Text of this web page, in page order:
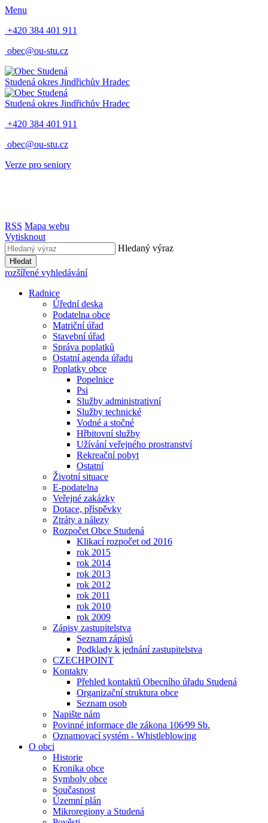
Menu
+420 384 401 911
obec@ou-stu.cz
Studená okres Jindřichův Hradec
Studená okres Jindřichův Hradec
+420 384 401 911
obec@ou-stu.cz
Verze pro seniory
RSS Mapa webu
Vytisknout
Hledaný výraz
Hledat
rozšířené vyhledávání
Radnice
Úřední deska
Podatelna obce
Matriční úřad
Stavební úřad
Správa poplatků
Ostatní agenda úřadu
Poplatky obce
Popelnice
Psi
Služby administrativní
Služby technické
Vodné a stočné
Hřbitovní služby
Užívání veřejného prostranství
Rekreační pobyt
Ostatní
Životní situace
E-podatelna
Veřejné zakázky
Dotace, příspěvky
Ztráty a nálezy
Rozpočet Obce Studená
Klikací rozpočet od 2016
rok 2015
rok 2014
rok 2013
rok 2012
rok 2011
rok 2010
rok 2009
Zápisy zastupitelstva
Seznam zápisů
Podklady k jednání zastupitelstva
CZECHPOINT
Kontakty
Přehled kontaktů Obecního úřadu Studená
Organizační struktura obce
Seznam osob
Napište nám
Povinné informace dle zákona 106⁄99 Sb.
Oznamovací systém - Whistleblowing
O obci
Historie
Kronika obce
Symboly obce
Současnost
Územní plán
Mikroregiony a Studená